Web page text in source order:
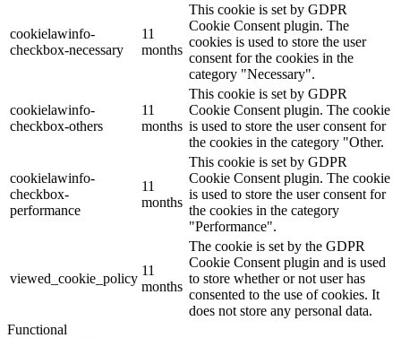
cookielawinfo-
checkbox-necessary
11
months
This cookie is set by GDPR
Cookie Consent plugin. The
cookies is used to store the user
consent for the cookies in the
category "Necessary".
cookielawinfo-
checkbox-others
11
months
This cookie is set by GDPR
Cookie Consent plugin. The cookie
is used to store the user consent for
the cookies in the category "Other.
cookielawinfo-
checkbox-
performance
11
months
This cookie is set by GDPR
Cookie Consent plugin. The cookie
is used to store the user consent for
the cookies in the category
"Performance".
viewed_cookie_policy
11
months
The cookie is set by the GDPR
Cookie Consent plugin and is used
to store whether or not user has
consented to the use of cookies. It
does not store any personal data.
Functional